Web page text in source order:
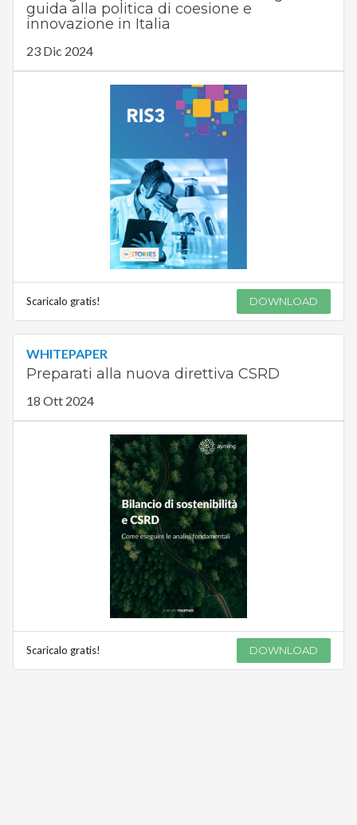
guida alla politica di coesione e
innovazione in Italia
23 Dic 2024
Scaricalo gratis! DOWNLOAD
WHITEPAPER
Preparati alla nuova direttiva CSRD
18 Ott 2024
Scaricalo gratis! DOWNLOAD